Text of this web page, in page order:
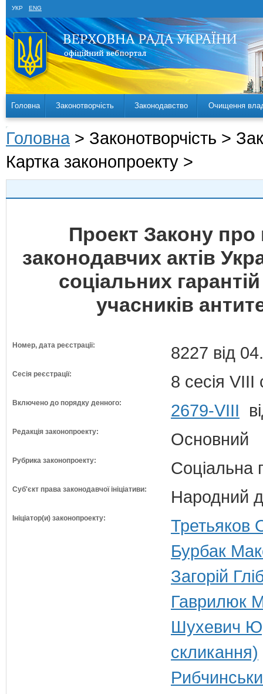
УКР ENG
Головна Законотворчість Законодавство Очищення
Головна > Законотворчість >
Картка законопроекту >
Проект Закону про
законодавчих актів
соціальних
учасників
Номер, дата реєстрації: 8227 від
Сесія реєстрації: 8 сесія VIII
Включено до порядку денного: 2679-VIII
Редакція законопроекту: Основний
Рубрика законопроекту: Соціальна
Суб'єкт права законодавчої ініціативи: Народний
Ініціатор(и) законопроекту:
Третьяков
Бурбак
Загорій
Гаврилюк
Шухевич
скликання)